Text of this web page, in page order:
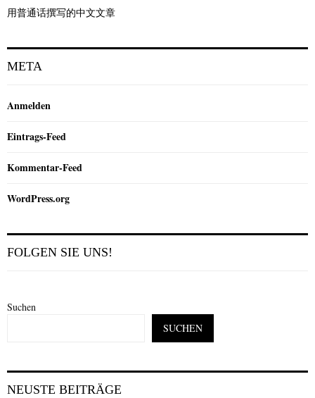
用普通话撰写的中文文章
META
Anmelden
Eintrags-Feed
Kommentar-Feed
WordPress.org
FOLGEN SIE UNS!
Suchen
SUCHEN
NEUSTE BEITRÄGE